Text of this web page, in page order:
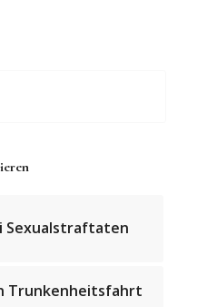
Sexualstraftaten
Trunkenheitsfahrt